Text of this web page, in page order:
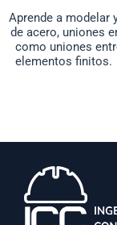
Aprende a modelar
de acero, uniones
como uniones
elementos finitos.